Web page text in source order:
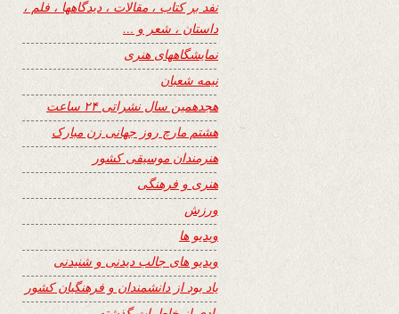
نفد بر کتاب ، مقالات ، دیدگاهها ، فلم ،
داستان ، شعر و …
نمایشگاههای هنری
نیمه شعبان
هجدهمین سال نشراتی ۲۴ ساعت
هشتم مارچ روز جهانی زن مبارک
هنرمندان موسیقی کشور
هنری و فرهنگی
ورزش
ویدیو ها
ویدیو های جالب دیدنی و شنیدنی
یاد بود از دانشمندان و فرهنگیان کشور